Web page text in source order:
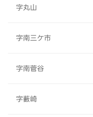
字丸山
字南三ケ市
字南菅谷
字藪崎